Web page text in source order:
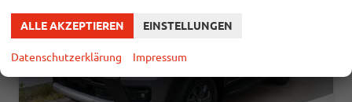
ALLE AKZEPTIEREN EINSTELLUNGEN
Datenschutzerklärung Impressum